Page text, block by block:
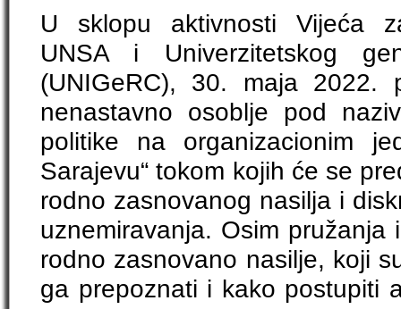
U sklopu aktivnosti Vijeća
UNSA i Univerzitetskog
(UNIGeRC), 30. maja 2022.
nenastavno osoblje pod
politike na organizacionim
Sarajevu“ tokom kojih će se
rodno zasnovanog nasilja i
uznemiravanja. Osim
rodno zasnovano nasilje, koji
ga prepoznati i kako postupiti